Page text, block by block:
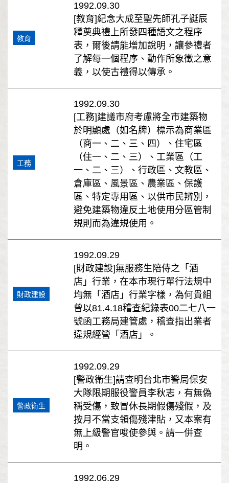
教育
1992.09.30
[教育]紀念大成至聖先師孔子誕辰
釋奠典禮上所發四種語文之程序
表，爾後請能增加說明，讓參禮者
了解每一個程序、動作所象徵之意
義，以使古禮得以傳承。
工務
1992.09.30
[工務]建議市府考慮將全市建築物
於明顯處（如名牌）標示為商業區
（商一、二、三、四）、住宅區
（住一、二、三）、工業區（工
一、二、三）、行政區、文教區、
倉庫區、風景區、農業區、保護
區、特定專用區、以供市民辨別，
避免建築物違反土地使用分區管制
規則而為違規使用。
財政建設
1992.09.29
[財政建設]無服務生陪侍之「酒
店」行業，在本市現行單行法規中
均無「酒店」行業字樣，為何貴組
曾以81.4.18稽查紀錄表00二七八一
號函工務局建管處，稽查指出業者
違規經營「酒店」。
警政衛生
1992.09.29
[警政衛生]請查明台北市警局保安
大隊限期服役警員李秋志，有無偽
稱受傷，致冒休長期假傷殘假，及
按月不當支領傷殘津貼，又本案有
無上級警官唆使參與。請一併查
明。
1992.06.29